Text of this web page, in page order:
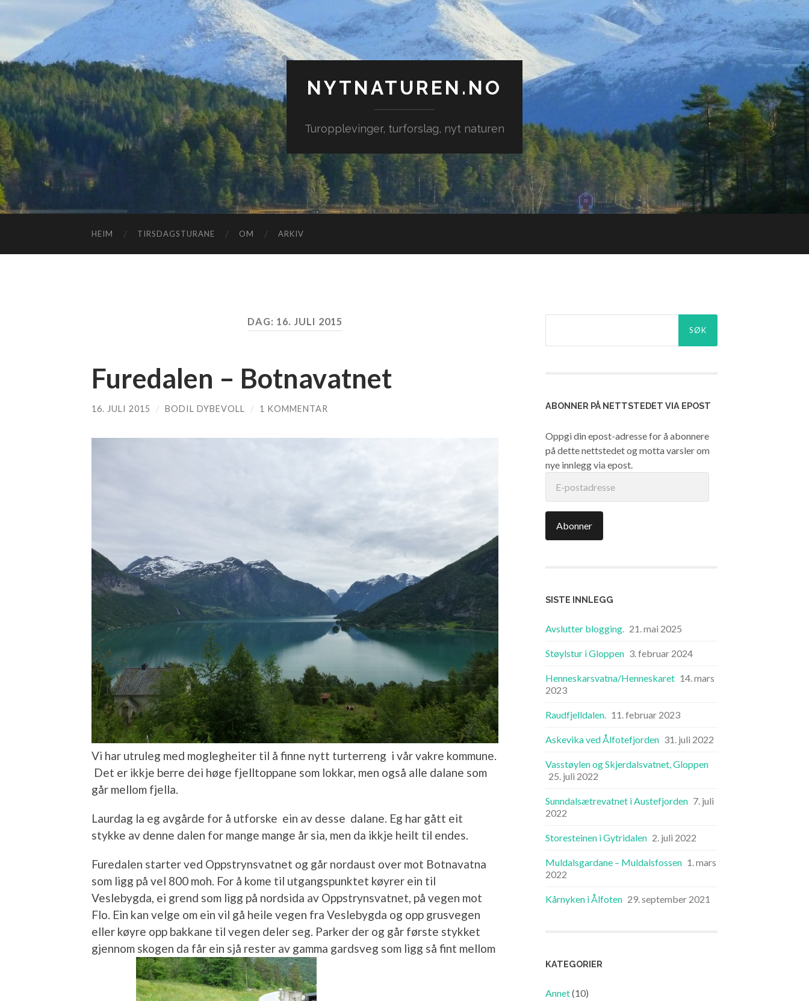
NYTNATUREN.NO
Turopplevinger, turforslag, nyt naturen
HEIM TIRSDAGSTURANE OM ARKIV
DAG: 16. JULI 2015
Furedalen – Botnavatnet
16. JULI 2015 / BODIL DYBEVOLL / 1 KOMMENTAR
Vi har utruleg med moglegheiter til å finne nytt turterreng i vår vakre kommune.
Det er ikkje berre dei høge fjelltoppane som lokkar, men også alle dalane som
går mellom fjella.
Laurdag la eg avgårde for å utforske ein av desse dalane. Eg har gått eit
stykke av denne dalen for mange mange år sia, men da ikkje heilt til endes.
Furedalen starter ved Oppstrynsvatnet og går nordaust over mot Botnavatna
som ligg på vel 800 moh. For å kome til utgangspunktet køyrer ein til
Veslebygda, ei grend som ligg på nordsida av Oppstrynsvatnet, på vegen mot
Flo. Ein kan velge om ein vil gå heile vegen fra Veslebygda og opp grusvegen
eller køyre opp bakkane til vegen deler seg. Parker der og går første stykket
gjennom skogen da får ein sjå rester av gamma gardsveg som ligg så fint mellom
ABONNER PÅ NETTSTEDET VIA EPOST
Oppgi din epost-adresse for å abonnere
på dette nettstedet og motta varsler om
nye innlegg via epost.
postadresse
Abonner
SISTE INNLEGG
Avslutter blogging. 21. mai 2025
Støylstur i Gloppen 3. februar 2024
Henneskarsvatna/Henneskaret 14. mars
2023
Raudfjelldalen. 11. februar 2023
Askevika ved Ålfotefjorden 31. juli 2022
Vasstøylen og Skjerdalsvatnet, Gloppen
25. juli 2022
Sunndalsætrevatnet i Austefjorden 7. juli
2022
Storesteinen i Gytridalen 2. juli 2022
Muldalsgardane – Muldalsfossen 1. mars
2022
Kårnyken i Ålfoten 29. september 2021
KATEGORIER
Annet(10)